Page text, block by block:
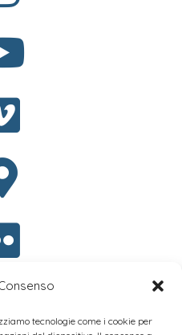
tecnologie come i cookie per